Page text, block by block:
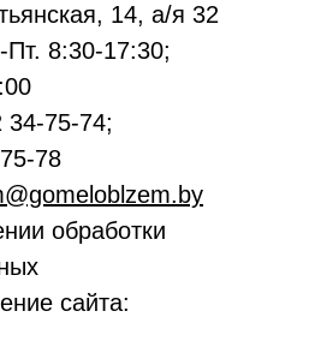
14, а/я 32
8:30-17:30;
75-74;
78
обработки
сайта: